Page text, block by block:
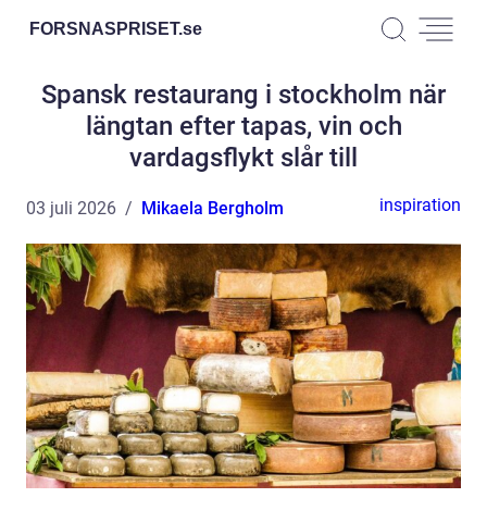
FORSNASPRISET.se
Spansk restaurang i stockholm när
längtan efter tapas, vin och
vardagsflykt slår till
03 juli 2026 Mikaela Bergholm inspiration